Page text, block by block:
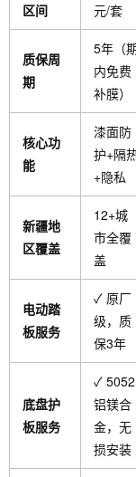
区间
元/套
质保周
期
5年（
内免费
补膜）
核心功
能
漆面防
护+隔
+隐私
新疆地
区覆盖
12+城
市全覆
盖
电动踏
板服务
✓ 原厂
级，质
保3年
底盘护
板服务
✓ 5052
铝镁合
金，无
损安装